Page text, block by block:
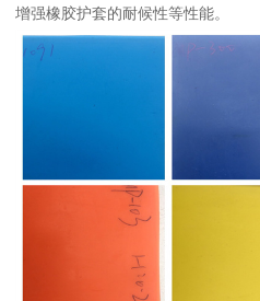
增强橡胶护套的耐候性等性能。